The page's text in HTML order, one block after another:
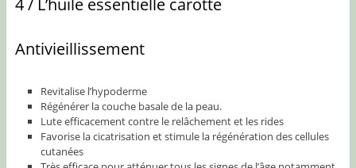
4 / L’huile essentielle carotte
Antivieillissement
Revitalise l’hypoderme
Régénérer la couche basale de la peau.
Lute efficacement contre le relâchement et les rides
Favorise la cicatrisation et stimule la régénération des cellules
cutanées